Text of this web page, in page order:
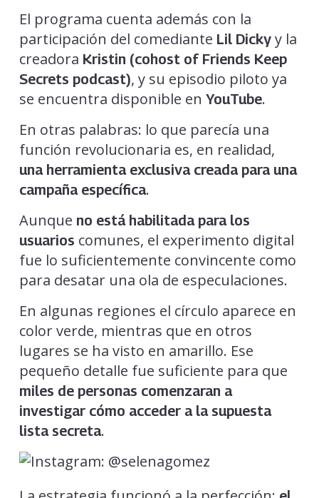
El programa cuenta además con la
participación del comediante Lil Dickyy la
creadora Kristin (cohost of Friends Keep
Secrets podcast), y su episodio piloto ya
se encuentra disponible en YouTube.
En otras palabras: lo que parecía una
función revolucionaria es, en realidad,
una herramienta exclusiva creada para una
campaña específica.
Aunque no está habilitada para los
usuarios comunes, el experimento digital
fue lo suficientemente convincente como
para desatar una ola de especulaciones.
En algunas regiones el círculo aparece en
color verde, mientras que en otros
lugares se ha visto en amarillo. Ese
pequeño detalle fue suficiente para que
miles de personas comenzaran a
investigar cómo acceder a la supuesta
lista secreta.